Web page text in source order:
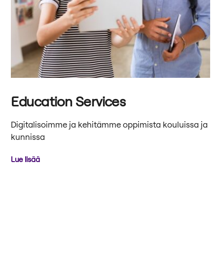
Education Services
Digitalisoimme ja kehitämme oppimista kouluissa ja
kunnissa
Lue lisää